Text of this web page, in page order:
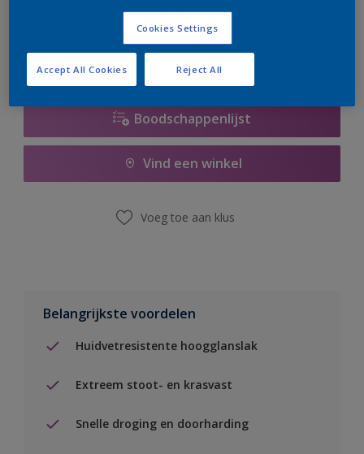
er hard aan om de voorraad aan te vullen.
Boodschappenlijst
Vind een winkel
Voeg toe aan klus
Belangrijkste voordelen
Huidvetresistente hoogglanslak
Extreem stoot- en krasvast
Snelle droging en doorharding
Cookies Settings
Reject All
Accept All Cookies